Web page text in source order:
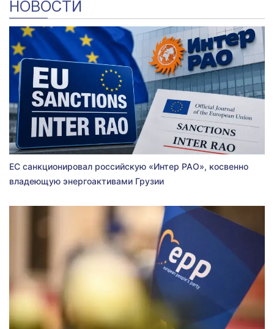
НОВОСТИ
ЕС санкционировал российскую «Интер РАО», косвенно
владеющую энергоактивами Грузии